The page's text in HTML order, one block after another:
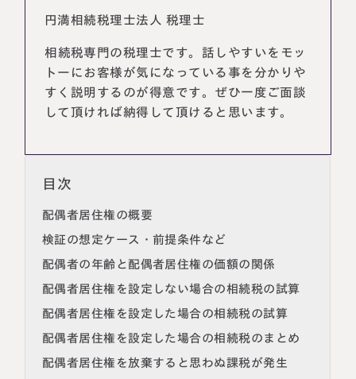
阪急グランドビル20階
Access
名古屋事務所
知県名古屋市中村区名駅三丁目28
名古屋ビルヂング25階
Access
大宮事務所
埼玉県さいたま市大宮区桜木町一丁目
大宮ソラミチKOZ4階
Access
円満相続税理士法人 税理士
相続税専門の税理士です。話しやすいをモッ
トーにお客様が気になっている事を分かりや
すく説明するのが得意です。ぜひ一度ご面談
して頂ければ納得して頂けると思います。
目次
配偶者居住権の概要
検証の想定ケース・前提条件など
配偶者の年齢と配偶者居住権の価額の関係
配偶者居住権を設定しない場合の相続税の試算
配偶者居住権を設定した場合の相続税の試算
配偶者居住権を設定した場合の相続税のまとめ
配偶者居住権を放棄すると思わぬ課税が発生